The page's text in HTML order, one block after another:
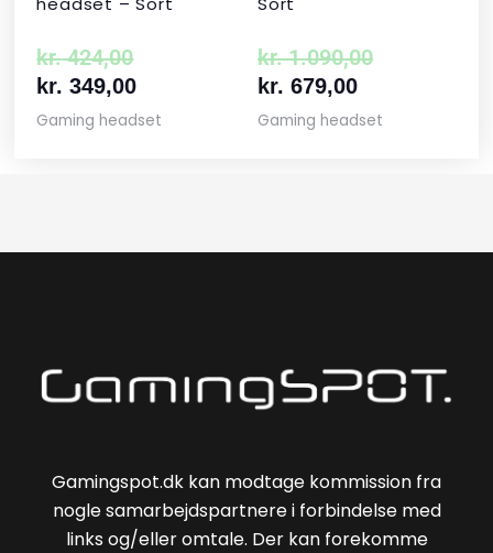
kr.424,00
kr. 349,00
Gaming headset
kr.1.090,00
kr. 679,00
Gaming headset
Gamingspot.dk kan modtage kommission fra
nogle samarbejdspartnere i forbindelse med
links og/eller omtale. Der kan forekomme